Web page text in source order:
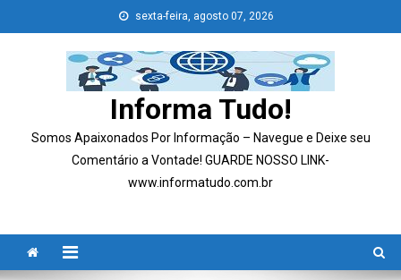
to
sexta-feira, agosto 07, 2026
Informa Tudo!
Somos Apaixonados Por Informação – Navegue e Deixe seu
Comentário a Vontade! GUARDE NOSSO LINK-
www.informatudo.com.br